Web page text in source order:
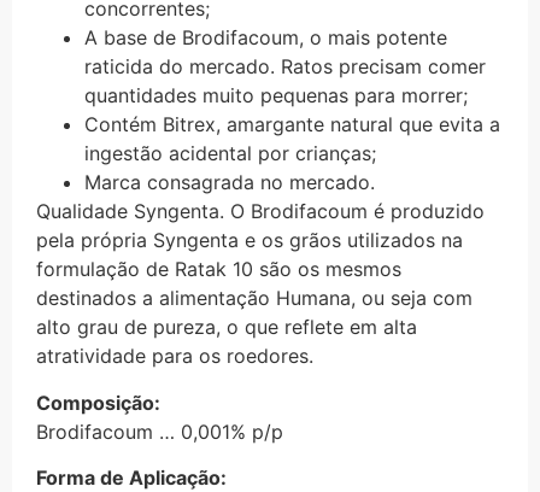
concorrentes;
A base de Brodifacoum, o mais potente
raticida do mercado. Ratos precisam comer
quantidades muito pequenas para morrer;
Contém Bitrex, amargante natural que evita a
ingestão acidental por crianças;
Marca consagrada no mercado.
Qualidade Syngenta. O Brodifacoum é produzido
pela própria Syngenta e os grãos utilizados na
formulação de Ratak 10 são os mesmos
destinados a alimentação Humana, ou seja com
alto grau de pureza, o que reflete em alta
atratividade para os roedores.
Composição:
Brodifacoum … 0,001% p/p
Forma de Aplicação: